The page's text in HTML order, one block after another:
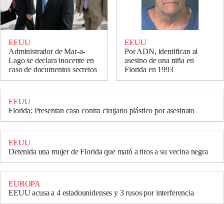
EEUU
Administrador de Mar-a-
Lago se declara inocente en
caso de documentos secretos
EEUU
Por ADN, identifican al
asesino de una niña en
Florida en 1993
EEUU
Florida: Presentan caso contra cirujano plástico por asesinato
EEUU
Detenida una mujer de Florida que mató a tiros a su vecina negra
EUROPA
EEUU acusa a 4 estadounidenses y 3 rusos por interferencia